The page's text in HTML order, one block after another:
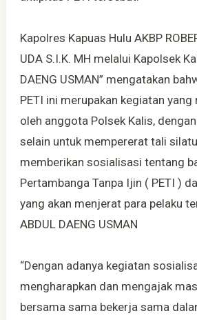
Kapolres Kapuas Hulu AKBP
UDA S.I.K. MH melalui Kapolsek
DAENG USMAN” mengatakan
PETI ini merupakan kegiatan
oleh anggota Polsek Kalis,
selain untuk mempererat tali
memberikan sosialisasi tentang
Pertambanga Tanpa Ijin ( PETI )
yang akan menjerat para pelaku
ABDUL DAENG USMAN
“Dengan adanya kegiatan
mengharapkan dan mengajak
bersama sama bekerja sama